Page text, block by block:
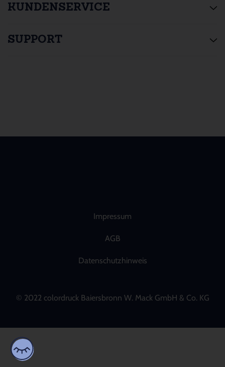
KUNDENSERVICE
SUPPORT
Impressum
AGB
Datenschutzhinweis
© 2022 colordruck Baiersbronn W. Mack GmbH & Co. KG